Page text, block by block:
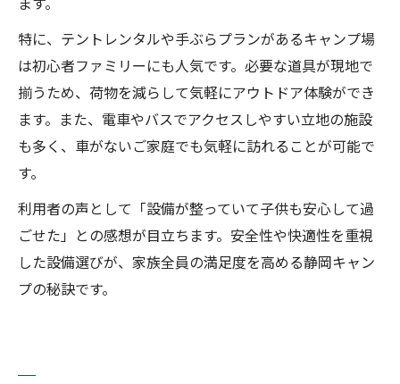
特に、テントレンタルや手ぶらプランがあるキャンプ場
は初心者ファミリーにも人気です。必要な道具が現地で
揃うため、荷物を減らして気軽にアウトドア体験ができ
ます。また、電車やバスでアクセスしやすい立地の施設
も多く、車がないご家庭でも気軽に訪れることが可能で
す。
利用者の声として「設備が整っていて子供も安心して過
ごせた」との感想が目立ちます。安全性や快適性を重視
した設備選びが、家族全員の満足度を高める静岡キャン
プの秘訣です。